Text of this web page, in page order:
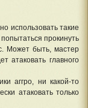
использовать такие
прокинуть
Может быть, мастер
атаковать главного
аггро, ни какой-то
атаковать только